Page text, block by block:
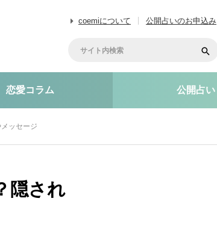
coemiについて 公開占いのお申込み
恋愛コラム 公開占い
ッセージ
隠され